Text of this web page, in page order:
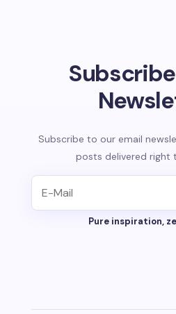
Subscribe to our email
posts delivered right
Pure inspiration,